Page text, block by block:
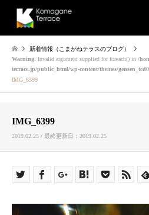
新着情報（こまがねテラスのブログ）
Warning: Invalid argument supplied for foreach() in /
terrace.jp/public_html/wp-content/themes/
IMG_6399
IMG_6399
2019.02.25 / 最終更新日：2019.02.25